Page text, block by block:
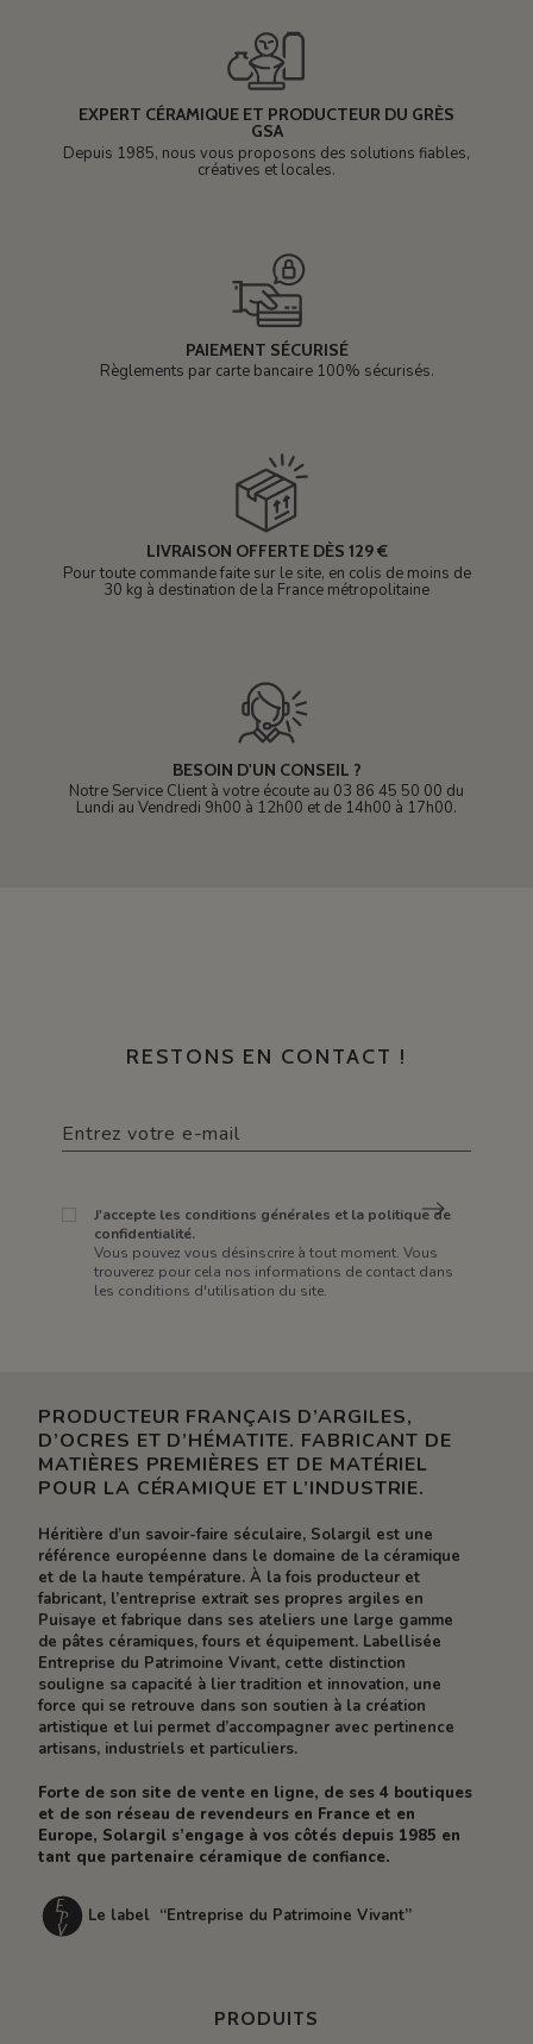
EXPERT CÉRAMIQUE ET PRODUCTEUR DU GRÈS
GSA
Depuis 1985, nous vous proposons des solutions fiables,
créatives et locales.
PAIEMENT SÉCURISÉ
Règlements par carte bancaire 100% sécurisés.
LIVRAISON OFFERTE DÈS 129 €
Pour toute commande faite sur le site, en colis de moins de
30 kg à destination de la France métropolitaine
BESOIN D'UN CONSEIL ?
Notre Service Client à votre écoute au 03 86 45 50 00 du
Lundi au Vendredi 9h00 à 12h00 et de 14h00 à 17h00.
RESTONS EN CONTACT !
J'accepte les conditions générales et la politique de
confidentialité.
Vous pouvez vous désinscrire à tout moment. Vous
trouverez pour cela nos informations de contact dans
les conditions d'utilisation du site.
PRODUCTEUR FRANÇAIS D’ARGILES,
D’OCRES ET D’HÉMATITE. FABRICANT DE
MATIÈRES PREMIÈRES ET DE MATÉRIEL
POUR LA CÉRAMIQUE ET L’INDUSTRIE.
Héritière d’un savoir-faire séculaire, Solargil est une
référence européenne dans le domaine de la céramique
et de la haute température. À la fois producteur et
fabricant, l’entreprise extrait ses propres argiles en
Puisaye et fabrique dans ses ateliers une large gamme
de pâtes céramiques, fours et équipement. Labellisée
Entreprise du Patrimoine Vivant, cette distinction
souligne sa capacité à lier tradition et innovation, une
force qui se retrouve dans son soutien à la création
artistique et lui permet d’accompagner avec pertinence
artisans, industriels et particuliers.
Forte de son site de vente en ligne, de ses 4 boutiques
et de son réseau de revendeurs en France et en
Europe, Solargil s’engage à vos côtés depuis 1985 en
tant que partenaire céramique de confiance.
Le label “Entreprise du Patrimoine Vivant”
PRODUITS